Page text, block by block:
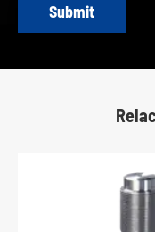
Submit